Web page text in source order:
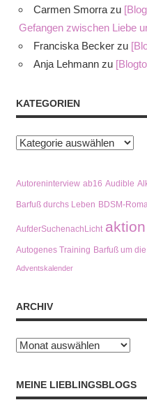
Carmen Smorrazu
Gefangen zwischen Liebe
Franciska Becker zu
Anja Lehmann zu
KATEGORIEN
Kategorien
Autoreninterview ab16 Audible
Barfuß durchs Leben BDSM-
AufderSuchenachLicht aktion
Autogenes Training Barfuß um
Adventskalender
ARCHIV
Archiv
MEINE LIEBLINGSBLOGS